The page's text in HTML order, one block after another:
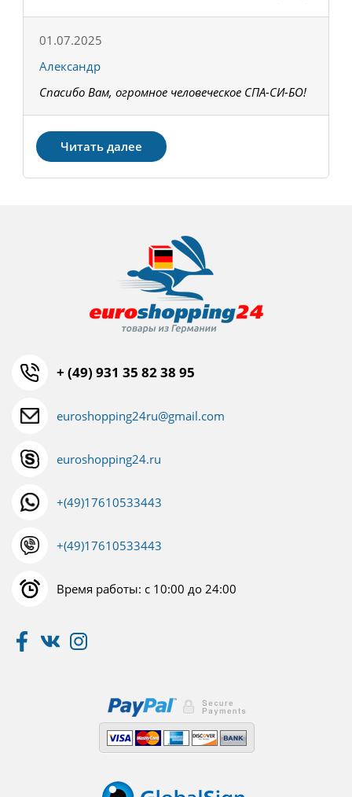
01.07.2025
Александр
Спасибо Вам, огромное человеческое СПА-СИ-БО!
Читать далее
+ (49) 931 35 82 38 95
euroshopping24ru@gmail.com
euroshopping24.ru
+(49)17610533443
+(49)17610533443
Время работы: с 10:00 до 24:00